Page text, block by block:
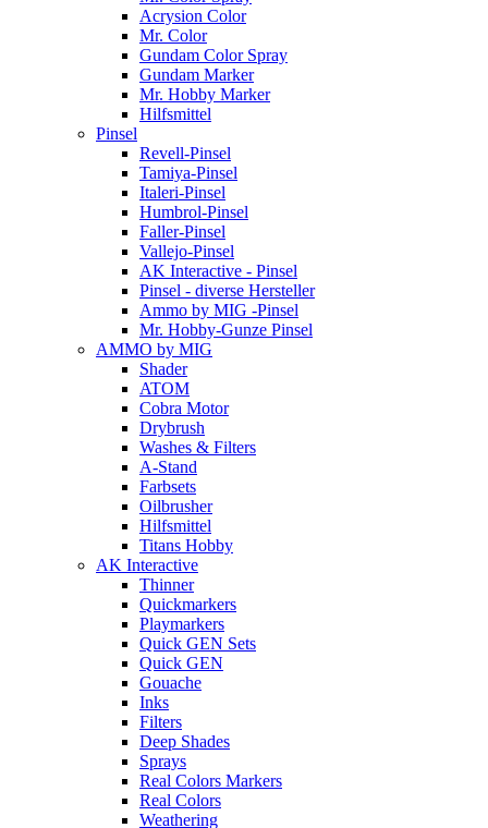
Acrysion Color
Mr. Color
Gundam Color Spray
Gundam Marker
Mr. Hobby Marker
Hilfsmittel
Pinsel
Revell-Pinsel
Tamiya-Pinsel
Italeri-Pinsel
Humbrol-Pinsel
Faller-Pinsel
Vallejo-Pinsel
AK Interactive - Pinsel
Pinsel - diverse Hersteller
Ammo by MIG -Pinsel
Mr. Hobby-Gunze Pinsel
AMMO by MIG
Shader
ATOM
Cobra Motor
Drybrush
Washes & Filters
A-Stand
Farbsets
Oilbrusher
Hilfsmittel
Titans Hobby
AK Interactive
Thinner
Quickmarkers
Playmarkers
Quick GEN Sets
Quick GEN
Gouache
Inks
Filters
Deep Shades
Sprays
Real Colors Markers
Real Colors
Weathering